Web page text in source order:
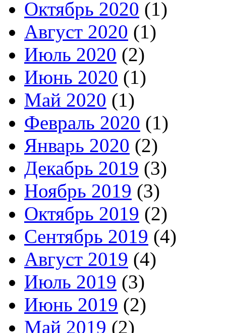
Октябрь 2020 (1)
Август 2020 (1)
Июль 2020 (2)
Июнь 2020 (1)
Май 2020 (1)
Февраль 2020 (1)
Январь 2020 (2)
Декабрь 2019 (3)
Ноябрь 2019 (3)
Октябрь 2019 (2)
Сентябрь 2019 (4)
Август 2019 (4)
Июль 2019 (3)
Июнь 2019 (2)
Май 2019 (2)